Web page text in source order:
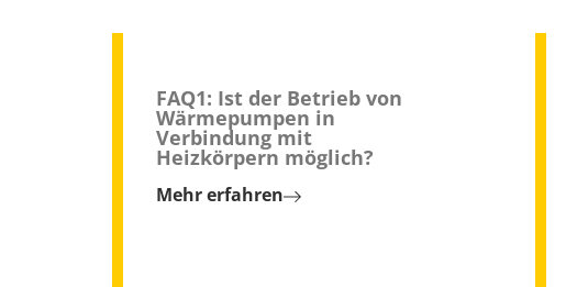
FAQ1: Ist der Betrieb von
Wärmepumpen in
Verbindung mit
Heizkörpern möglich?
Mehr erfahren